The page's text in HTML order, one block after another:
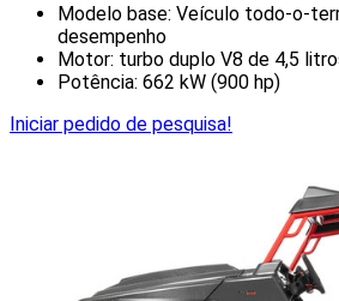
Modelo base: Veículo todo-o-
desempenho
Motor: turbo duplo V8 de 4,5
Potência: 662 kW (900 hp)
Iniciar pedido de pesquisa!